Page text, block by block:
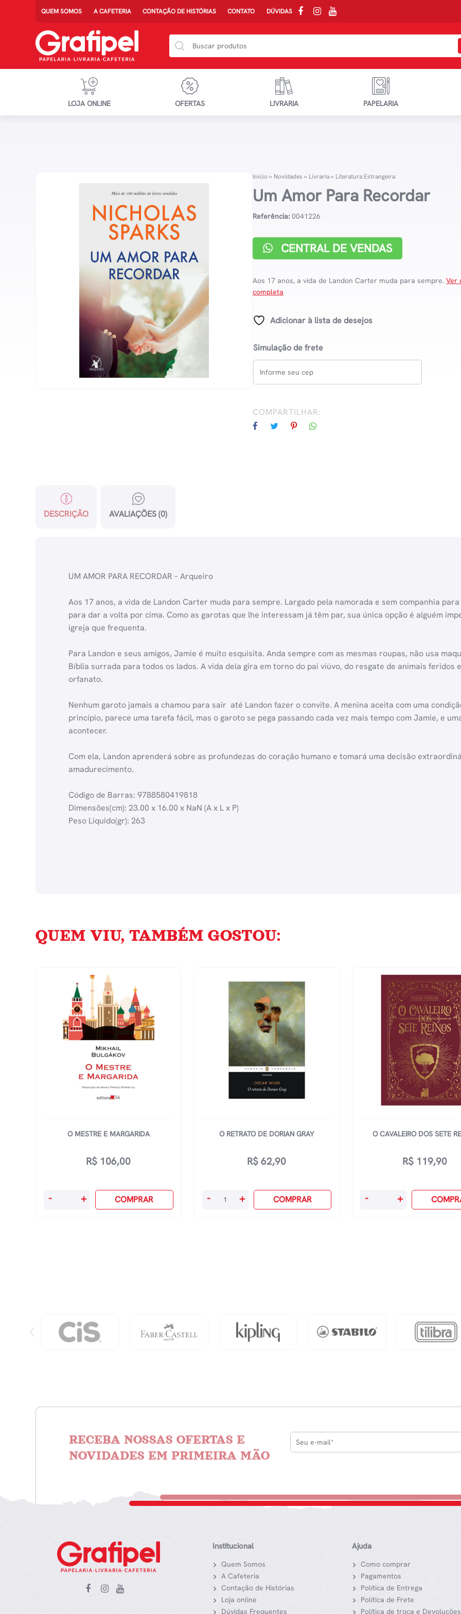
QUEM SOMOS A CAFETERIA CONTAÇÃO DE HISTÓRIAS CONTATO DÚVIDAS
LOJA ONLINE OFERTAS LIVRARIA PAPELARIA
Início» Novidades » Livraria» Literatura Estrangeira
Um Amor Para Recordar
Referência: 0041226
CENTRAL DE VENDAS
Aos 17 anos, a vida de Landon Carter muda para sempre.Ver
completa
Adicionar à lista de desejos
Simulação de frete
COMPARTILHAR:
DESCRIÇÃO AVALIAÇÕES (0)
UM AMOR PARA RECORDAR – Arqueiro
Aos 17 anos, a vida de Landon Carter muda para sempre. Largado pela namorada e sem companhia
para dar a volta por cima. Como as garotas que lhe interessam já têm par, sua única opção é alguém
igreja que frequenta.
Para Landon e seus amigos, Jamie é muito esquisita. Anda sempre com as mesmas roupas, não usa
Bíblia surrada para todos os lados. A vida dela gira em torno do pai viúvo, do resgate de animais feridos
orfanato.
Nenhum garoto jamais a chamou para sair  até Landon fazer o convite. A menina aceita com uma
princípio, parece uma tarefa fácil, mas o garoto se pega passando cada vez mais tempo com Jamie, e
acontecer.
Com ela, Landon aprenderá sobre as profundezas do coração humano e tomará uma decisão
amadurecimento.
Código de Barras: 9788580419818
Dimensões(cm): 23.00 x 16.00 x NaN (A x L x P)
Peso Liquido(gr): 263
QUEM VIU, TAMBÉM GOSTOU:
O MESTRE E MARGARIDA
R$ 106,00
O- + COMPRAR
O RETRATO DE DORIAN GRAY
R$ 62,90
O- + COMPRAR
O CAVALEIRO DOS SETE
R$ 119,90
O- +
RECEBA NOSSAS OFERTAS E
NOVIDADES EM PRIMEIRA MÃO
Institucional
Quem Somos
A Cafeteria
Contação de Histórias
Loja online
Dúvidas Frequentes
Ajuda
Como comprar
Pagamentos
Política de Entrega
Política de Frete
Política de troca e Devoluções